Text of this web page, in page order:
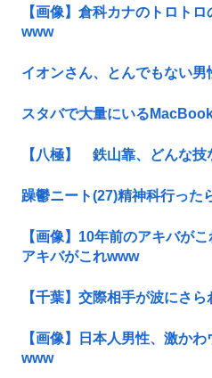
【画像】倉科カナのトロト
www
イオンさん、とんでもない
スタバで大量にいる
【八極】 鉄山靠、どんな技
躁鬱ニート(27)精神科行った
【画像】10年前のアキバ
アキバがこれwww
【千葉】交際相手が波にさ
【画像】日本人男性、激か
www